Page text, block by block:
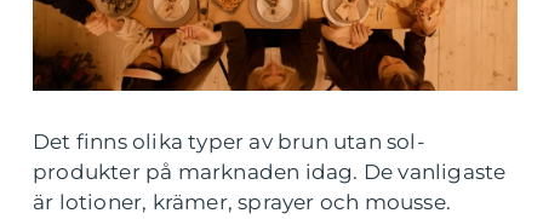
Det finns olika typer av brun utan sol-
produkter på marknaden idag. De vanligaste
är lotioner, krämer, sprayer och mousse.